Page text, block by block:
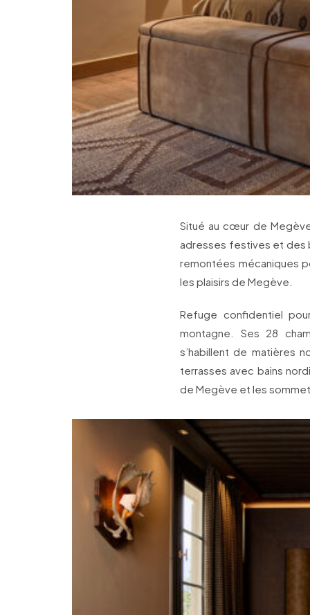
Situé au cœur de
adresses festives et des
remontées mécaniques
les plaisirs de Megève.
Refuge confidentiel
montagne. Ses 28
s’habillent de matières
terrasses avec bains
de Megève et les